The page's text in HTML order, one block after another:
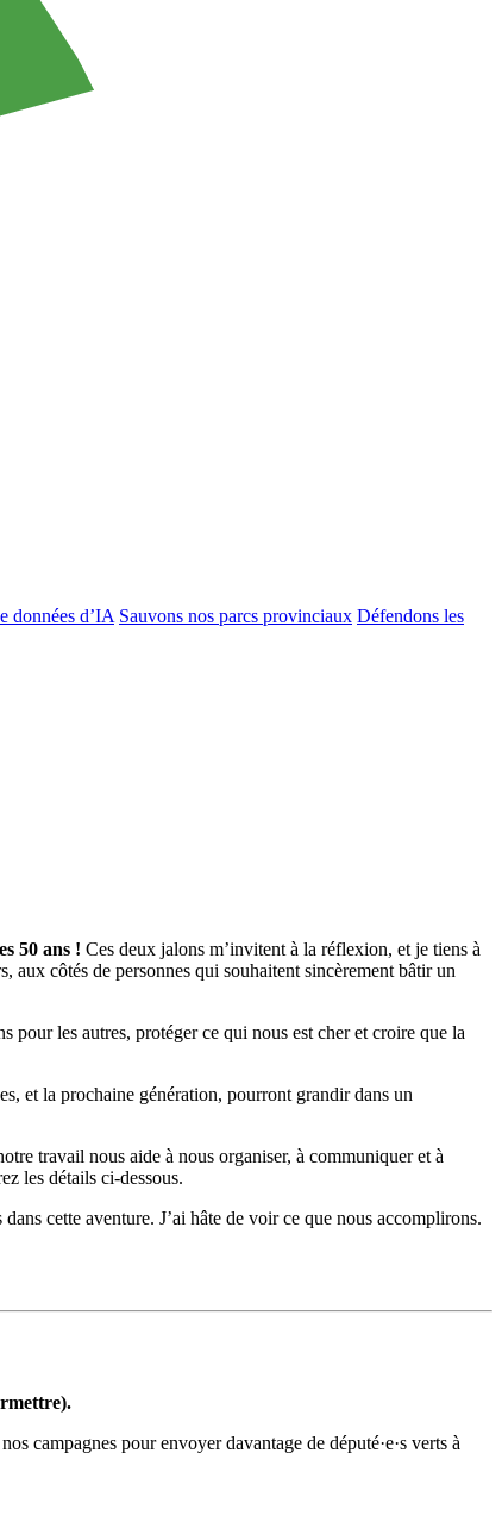
données d’IA Sauvons nos parcs provinciaux Défendons les
50 ans ! Ces deux jalons m’invitent à la réflexion, et je tiens à
aux côtés de personnes qui souhaitent sincèrement bâtir un
pour les autres, protéger ce qui nous est cher et croire que la
et la prochaine génération, pourront grandir dans un
travail nous aide à nous organiser, à communiquer et à
les détails ci-dessous.
cette aventure. J’ai hâte de voir ce que nous accomplirons.
campagnes pour envoyer davantage de député·e·s verts à